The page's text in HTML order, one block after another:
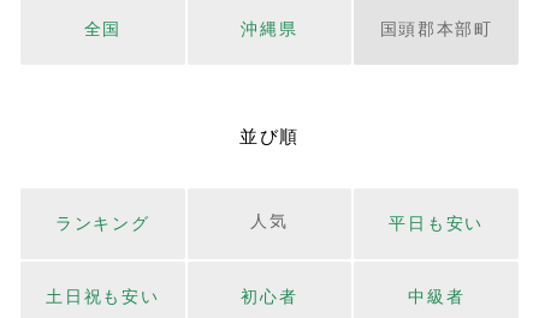
全国 沖縄県 国頭郡本部町
並び順
ランキング 人気 平日も安い
土日祝も安い 初心者 中級者